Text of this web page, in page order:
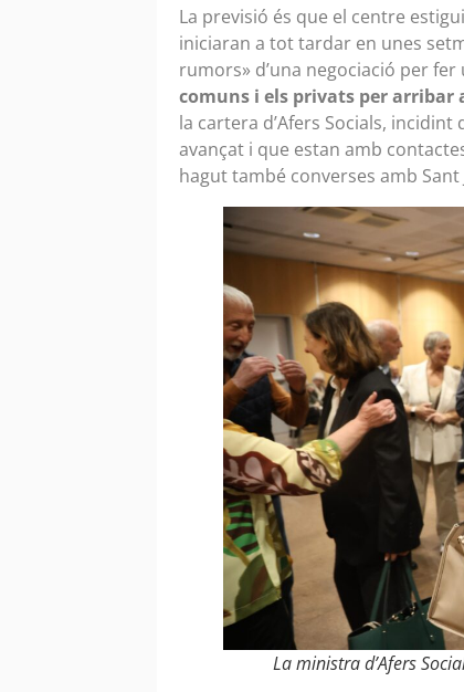
La previsió és que el centre
iniciaran a tot tardar en unes
rumors» d’una negociació per
comuns i els privats per arribar
la cartera d’Afers Socials,
avançat i que estan amb
hagut també converses amb Sant
La ministra d’Afers